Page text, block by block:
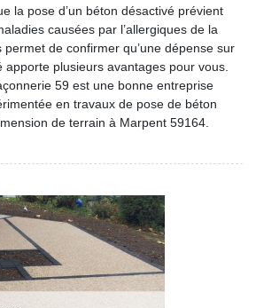
la pose d’un béton désactivé prévient
causées par l’allergiques de la
de confirmer qu’une dépense sur
apporte plusieurs avantages pour vous.
59 est une bonne entreprise
en travaux de pose de béton
de terrain à Marpent 59164.